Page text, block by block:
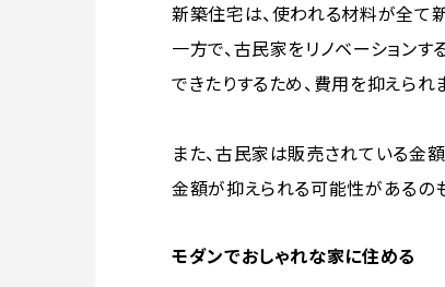
新築住宅は、使われる材料が全て
一方で、古民家をリノベーション
できたりするため、費用を抑えられ
また、古民家は販売されている金
金額が抑えられる可能性があるのも
モダンでおしゃれな家に住める